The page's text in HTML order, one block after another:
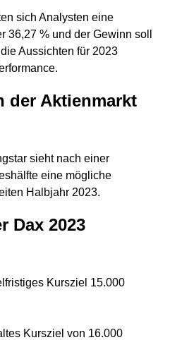
sich Analysten eine
36,27 % und der Gewinn soll
Aussichten für 2023
der Aktienmarkt
sieht nach einer
eine mögliche
Halbjahr 2023.
Dax 2023
Kursziel 15.000
Kursziel von 16.000